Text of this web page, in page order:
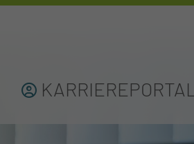
KARRIEREPORTAL